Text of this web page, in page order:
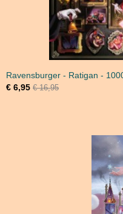
Ravensburger - Ratigan -
€ 6,95 € 16,95